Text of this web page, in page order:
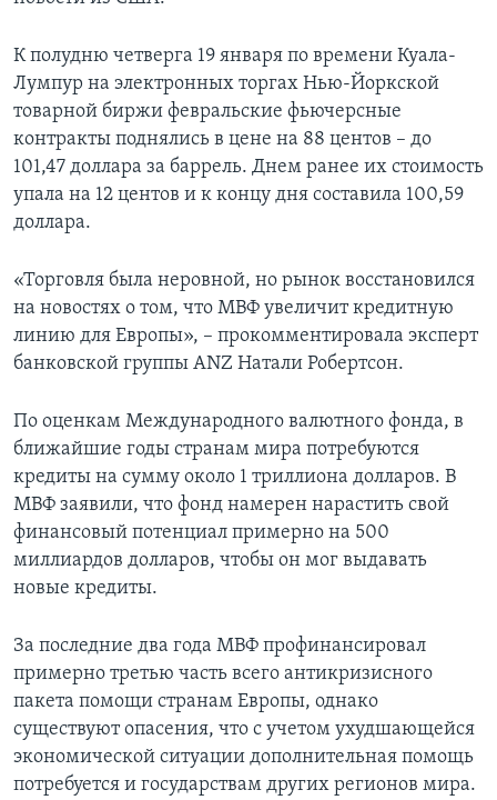
К полудню четверга 19 января по времени Куала-
Лумпур на электронных торгах Нью-Йоркской
товарной биржи февральские фьючерсные
контракты поднялись в цене на 88 центов – до
101,47 доллара за баррель. Днем ранее их стоимость
упала на 12 центов и к концу дня составила 100,59
доллара.
«Торговля была неровной, но рынок восстановился
на новостях о том, что МВФ увеличит кредитную
линию для Европы», – прокомментировала эксперт
банковской группы ANZ Натали Робертсон.
По оценкам Международного валютного фонда, в
ближайшие годы странам мира потребуются
кредиты на сумму около 1 триллиона долларов. В
МВФ заявили, что фонд намерен нарастить свой
финансовый потенциал примерно на 500
миллиардов долларов, чтобы он мог выдавать
новые кредиты.
За последние два года МВФ профинансировал
примерно третью часть всего антикризисного
пакета помощи странам Европы, однако
существуют опасения, что с учетом ухудшающейся
экономической ситуации дополнительная помощь
потребуется и государствам других регионов мира.